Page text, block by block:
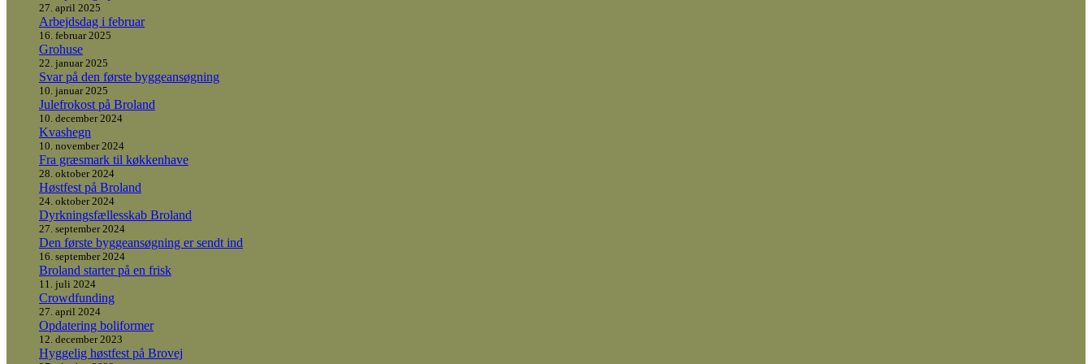
27. april 2025
Arbejdsdag i februar
16. februar 2025
Grohuse
22. januar 2025
Svar på den første byggeansøgning
10. januar 2025
Julefrokost på Broland
10. december 2024
Kvashegn
10. november 2024
Fra græsmark til køkkenhave
28. oktober 2024
Høstfest på Broland
24. oktober 2024
Dyrkningsfællesskab Broland
27. september 2024
Den første byggeansøgning er sendt ind
16. september 2024
Broland starter på en frisk
11. juli 2024
Crowdfunding
27. april 2024
Opdatering boliformer
12. december 2023
Hyggelig høstfest på Brovej